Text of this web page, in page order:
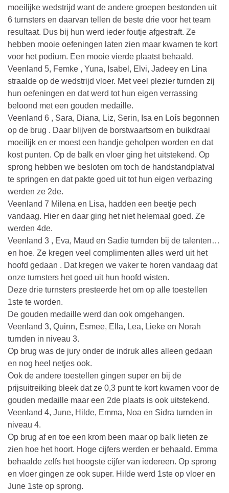
moeilijke wedstrijd want de andere groepen bestonden uit
6 turnsters en daarvan tellen de beste drie voor het team
resultaat. Dus bij hun werd ieder foutje afgestraft. Ze
hebben mooie oefeningen laten zien maar kwamen te kort
voor het podium. Een mooie vierde plaatst behaald.
Veenland 5, Femke , Yuna, Isabel, Elvi, Jadeey en Lina
straalde op de wedstrijd vloer. Met veel plezier turnden zij
hun oefeningen en dat werd tot hun eigen verrassing
beloond met een gouden medaille.
Veenland 6 , Sara, Diana, Liz, Serin, Isa en Loís begonnen
op de brug . Daar blijven de borstwaartsom en buikdraai
moeilijk en er moest een handje geholpen worden en dat
kost punten. Op de balk en vloer ging het uitstekend. Op
sprong hebben we besloten om toch de handstandplatval
te springen en dat pakte goed uit tot hun eigen verbazing
werden ze 2de.
Veenland 7 Milena en Lisa, hadden een beetje pech
vandaag. Hier en daar ging het niet helemaal goed. Ze
werden 4de.
Veenland 3 , Eva, Maud en Sadie turnden bij de talenten…
en hoe. Ze kregen veel complimenten alles werd uit het
hoofd gedaan . Dat kregen we vaker te horen vandaag dat
onze turnsters het goed uit hun hoofd wisten.
Deze drie turnsters presteerde het om op alle toestellen
1ste te worden.
De gouden medaille werd dan ook omgehangen.
Veenland 3, Quinn, Esmee, Ella, Lea, Lieke en Norah
turnden in niveau 3.
Op brug was de jury onder de indruk alles alleen gedaan
en nog heel netjes ook.
Ook de andere toestellen gingen super en bij de
prijsuitreiking bleek dat ze 0,3 punt te kort kwamen voor de
gouden medaille maar een 2de plaats is ook uitstekend.
Veenland 4, June, Hilde, Emma, Noa en Sidra turnden in
niveau 4.
Op brug af en toe een krom been maar op balk lieten ze
zien hoe het hoort. Hoge cijfers werden er behaald. Emma
behaalde zelfs het hoogste cijfer van iedereen. Op sprong
en vloer gingen ze ook super. Hilde werd 1ste op vloer en
June 1ste op sprong.